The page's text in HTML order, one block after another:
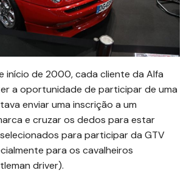
início de 2000, cada cliente da Alfa
a oportunidade de participar de uma
enviar uma inscrição a um
e cruzar os dedos para estar
para participar da GTV
para os cavalheiros
driver).